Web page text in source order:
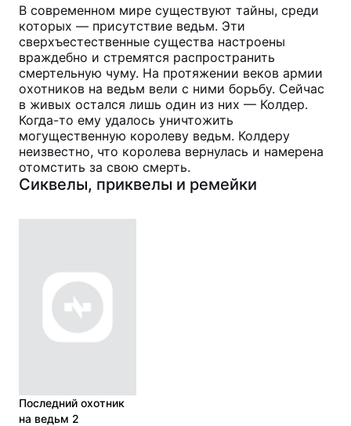
В современном мире существуют тайны, среди
которых — присутствие ведьм. Эти
сверхъестественные существа настроены
враждебно и стремятся распространить
смертельную чуму. На протяжении веков армии
охотников на ведьм вели с ними борьбу. Сейчас
в живых остался лишь один из них — Колдер.
Когда-то ему удалось уничтожить
могущественную королеву ведьм. Колдеру
неизвестно, что королева вернулась и намерена
отомстить за свою смерть.
Сиквелы, приквелы и ремейки
Последний охотник
на ведьм 2